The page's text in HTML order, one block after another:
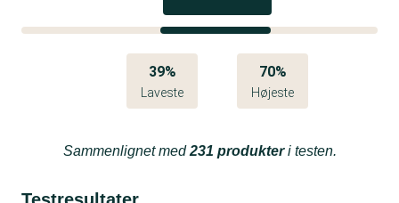
39%
Laveste
70%
Højeste
Sammenlignet med231 produkteri testen.
Testresultater